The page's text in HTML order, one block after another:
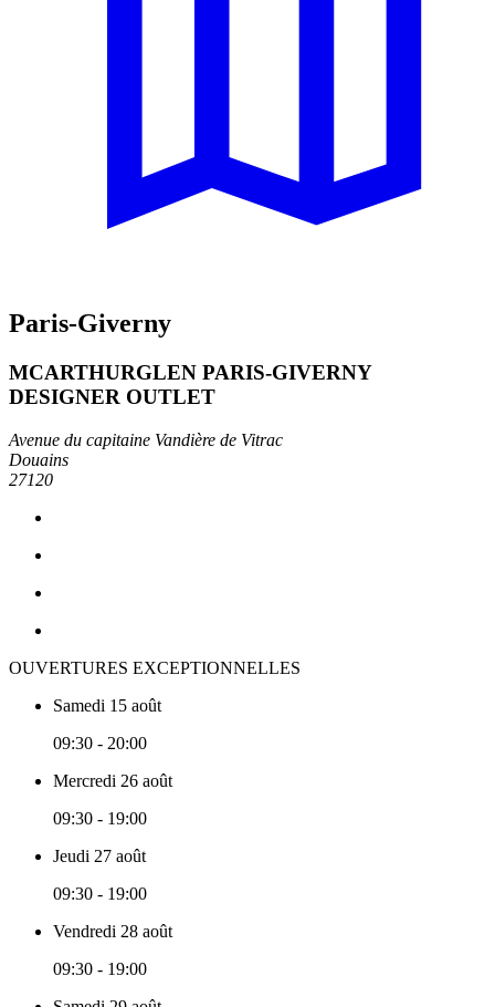
Paris-Giverny
MCARTHURGLEN PARIS-GIVERNY
DESIGNER OUTLET
Avenue du capitaine Vandière de Vitrac
Douains
27120
OUVERTURES EXCEPTIONNELLES
Samedi 15 août
09:30 - 20:00
Mercredi 26 août
09:30 - 19:00
Jeudi 27 août
09:30 - 19:00
Vendredi 28 août
09:30 - 19:00